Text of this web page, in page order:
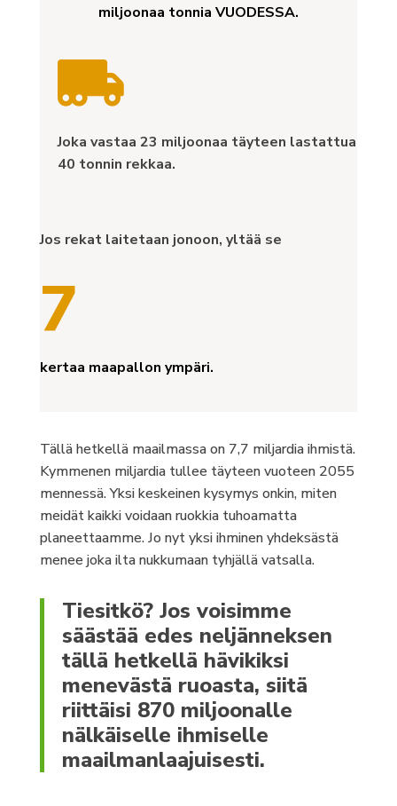
miljoonaa tonnia VUODESSA.

Joka vastaa 23 miljoonaa täyteen lastattua
40 tonnin rekkaa.
Jos rekat laitetaan jonoon, yltää se
7
kertaa maapallon ympäri.
Tällä hetkellä maailmassa on 7,7 miljardia ihmistä.
Kymmenen miljardia tullee täyteen vuoteen 2055
mennessä. Yksi keskeinen kysymys onkin, miten
meidät kaikki voidaan ruokkia tuhoamatta
planeettaamme. Jo nyt yksi ihminen yhdeksästä
menee joka ilta nukkumaan tyhjällä vatsalla.
Tiesitkö? Jos voisimme
säästää edes neljänneksen
tällä hetkellä hävikiksi
menevästä ruoasta, siitä
riittäisi 870 miljoonalle
nälkäiselle ihmiselle
maailmanlaajuisesti.